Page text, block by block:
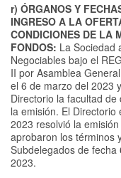
r) ÓRGANOS Y
INGRESO A LA
CONDICIONES DE LA
FONDOS: La Sociedad
Negociables bajo el
II por Asamblea
el 6 de marzo del 2023
Directorio la facultad
la emisión. El
2023 resolvió la
aprobaron los términos
Subdelegados de
2023.